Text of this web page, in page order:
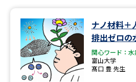
高等学校（情報）教員資格認定
大学研究
ナノ材料＋
排出ゼロの
関心ワード：
富山大学
髙口 豊 先生